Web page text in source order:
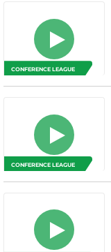
CONFERENCE LEAGUE
CONFERENCE LEAGUE